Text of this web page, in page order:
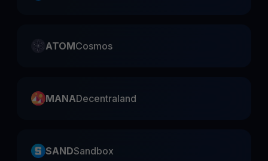
ATOMCosmos
MANADecentraland
SANDSandbox